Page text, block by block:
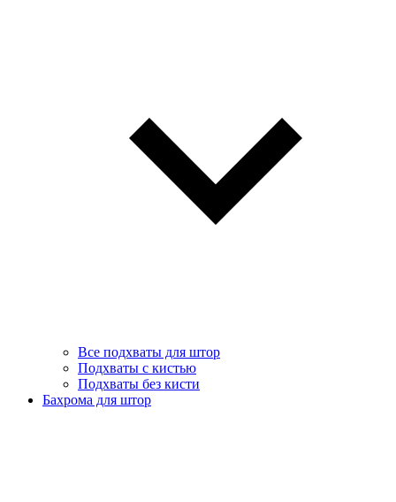
Все подхваты для штор
Подхваты с кистью
Подхваты без кисти
Бахрома для штор